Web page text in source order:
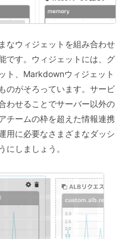
なウィジェットを組み合わせ
です。ウィジェットには、グ
ト、Markdownウィジェット
のがそろっています。 サービ
わせることでサーバー以外の
チームの枠を超えた情報連携
用に必要なさまざまなダッシ
にしましょう。